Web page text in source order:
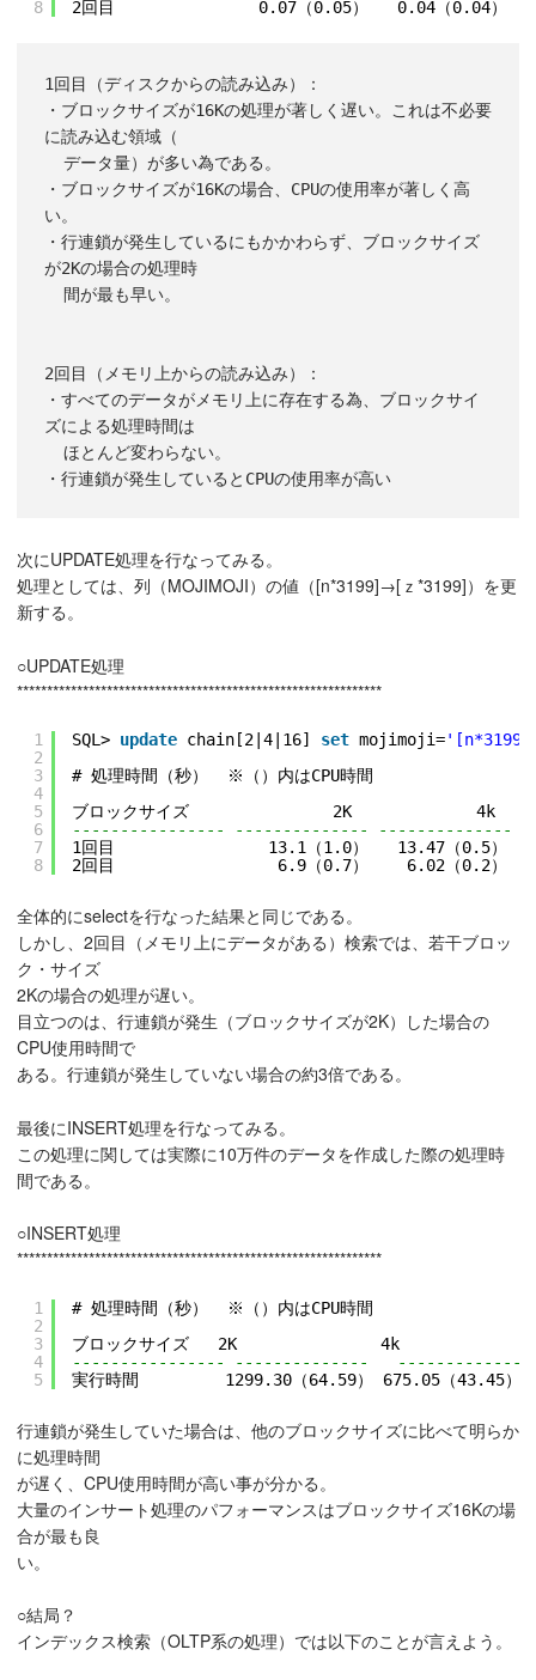
8 2回目               0.07（0.05）   0.04（0.04）
1回目（ディスクからの読み込み）：
・ブロックサイズが16Kの処理が著しく遅い。これは不必要
に読み込む領域（
・ブロックサイズが16Kの場合、CPUの使用率が著しく高
い。
・行連鎖が発生しているにもかかわらず、ブロックサイズ
が2Kの場合の処理時
2回目（メモリ上からの読み込み）：
・すべてのデータがメモリ上に存在する為、ブロックサイ
ズによる処理時間は
・行連鎖が発生しているとCPUの使用率が高い
次にUPDATE処理を行なってみる。
処理としては、列（MOJIMOJI）の値（[n*3199]→[ｚ*3199]）を更
新する。
○UPDATE処理
*************************************************************
1
2
3
4
5
6
7
8
SQL> update chain[2|4|16] set mojimoji=
# 処理時間（秒）  ※（）内はCPU時間
ブロックサイズ               2K             4k
---------------- -------------- --------------
1回目                13.1（1.0）   13.47（0.5）
2回目                 6.9（0.7）    6.02（0.2）
全体的にselectを行なった結果と同じである。
しかし、2回目（メモリ上にデータがある）検索では、若干ブロッ
ク・サイズ
2Kの場合の処理が遅い。
目立つのは、行連鎖が発生（ブロックサイズが2K）した場合の
CPU使用時間で
ある。行連鎖が発生していない場合の約3倍である。
最後にINSERT処理を行なってみる。
この処理に関しては実際に10万件のデータを作成した際の処理時
間である。
○INSERT処理
*************************************************************
1
2
3
4
5
# 処理時間（秒）  ※（）内はCPU時間
ブロックサイズ   2K               4k
---------------- --------------
実行時間         1299.30（64.59） 675.05（43.45）
行連鎖が発生していた場合は、他のブロックサイズに比べて明らか
に処理時間
が遅く、CPU使用時間が高い事が分かる。
大量のインサート処理のパフォーマンスはブロックサイズ16Kの場
合が最も良
い。
○結局？
インデックス検索（OLTP系の処理）では以下のことが言えよう。